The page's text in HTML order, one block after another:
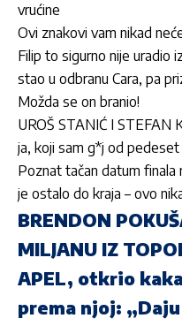
vrućine
Ovi znakovi vam nikad
Filip to sigurno nije uradio
stao u odbranu Cara, pa
Možda se on branio!
UROŠ STANIĆ I STEFAN
ja, koji sam g*j od
Poznat tačan datum finala
je ostalo do kraja – ovo
BRENDON
MILJANU IZ
APEL, otkrio
prema njoj: